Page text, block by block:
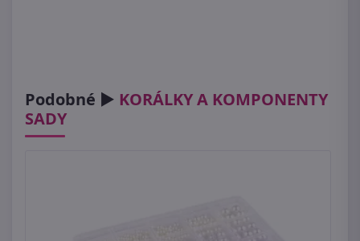
Podobné ► KORÁLKY A KOMPONENTY
SADY